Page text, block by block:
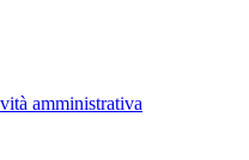
amministrativa